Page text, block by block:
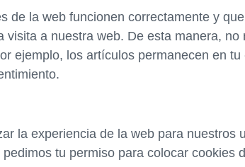
de la web funcionen correctamente y
a nuestra web. De esta manera,
ejemplo, los artículos permanecen en
la experiencia de la web para
tu permiso para colocar cookies